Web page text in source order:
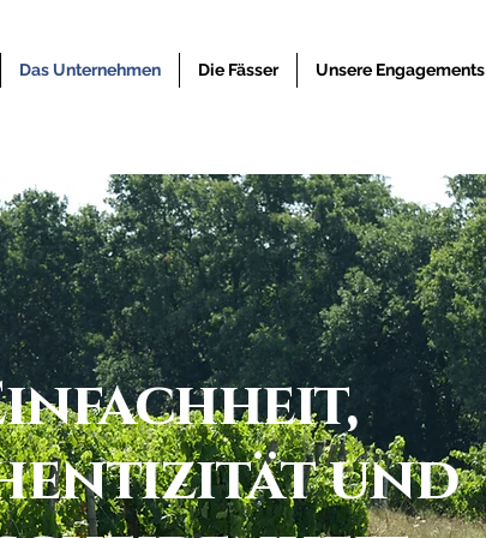
Das Unternehmen Die Fässer Unsere Engagements
und